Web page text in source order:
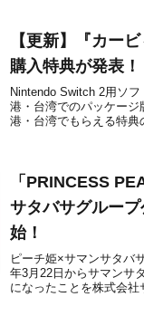
【更新】『カー
購入特典が発表！
Nintendo Switch 2用ソ
港・台湾でのパッケー
港・台湾でもらえる特典
「PRINCESS
サタバサグルー
始！
ピーチ姫×サマンサタバ
年3月22日からサマンサ
になったことを株式会社